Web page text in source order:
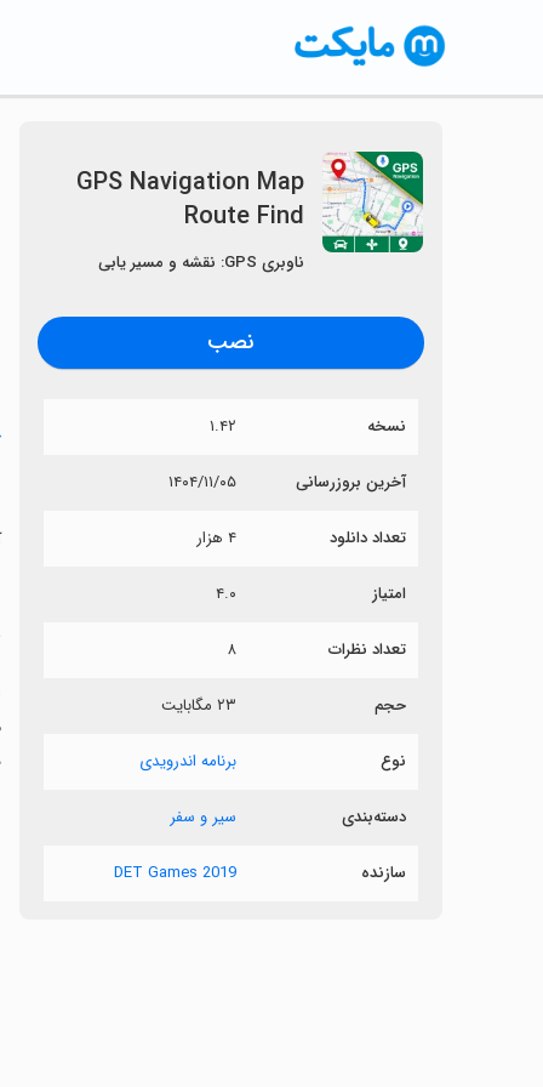
GPS Navigation Map
Route Find
ناوبری GPS: نقشه و مسیر یابی
نصب
نسخه ۱.۴۲
آخرین بروزرسانی ۱۴۰۴/۱۱/۰۵
تعداد دانلود ۴ هزار
امتیاز ۴.۰
تعداد نظرات ۸
حجم ۲۳ مگابایت
نوع برنامه اندرویدی
دسته‌بندی سیر و سفر
سازنده DET Games 2019